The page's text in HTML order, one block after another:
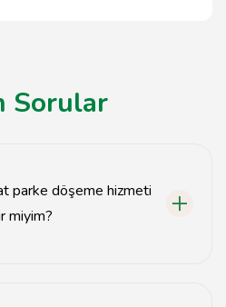
Sorular
parke döşeme hizmeti
miyim?